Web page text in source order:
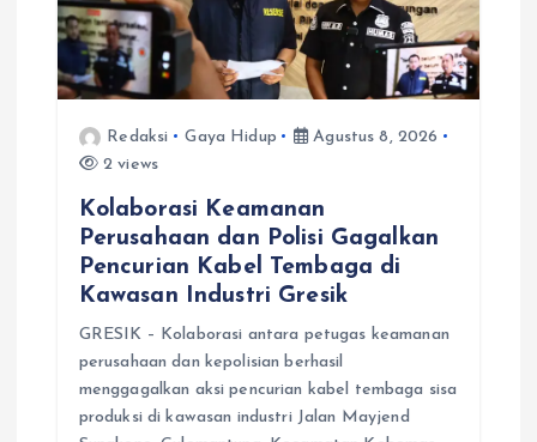
Redaksi Gaya Hidup
Agustus 8, 2026
2 views
Kolaborasi Keamanan
Perusahaan dan Polisi Gagalkan
Pencurian Kabel Tembaga di
Kawasan Industri Gresik
GRESIK – Kolaborasi antara petugas keamanan
perusahaan dan kepolisian berhasil
menggagalkan aksi pencurian kabel tembaga sisa
produksi di kawasan industri Jalan Mayjend